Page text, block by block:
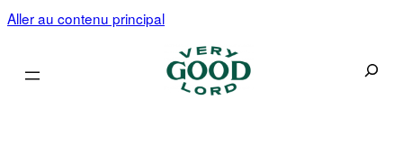
Aller au contenu principal